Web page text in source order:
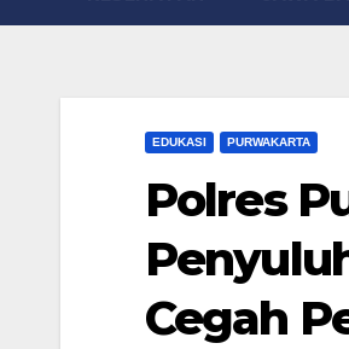
EDUKASI PURWAKARTA
Polres
Cegah